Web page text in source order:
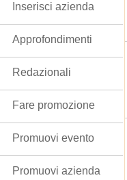
Inserisci azienda
Approfondimenti
Redazionali
Fare promozione
Promuovi evento
Promuovi azienda